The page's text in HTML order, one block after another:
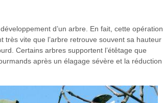
d’un arbre. En fait, cette opération
très vite que l’arbre retrouve souvent sa hauteur
Certains arbres supportent l’étêtage que
après un élagage sévère et la réduction